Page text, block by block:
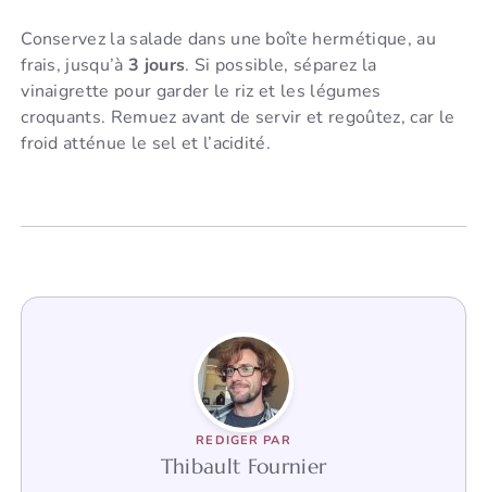
Conservez la salade dans une boîte hermétique, au
frais, jusqu’à 3 jours. Si possible, séparez la
vinaigrette pour garder le riz et les légumes
croquants. Remuez avant de servir et regoûtez, car le
froid atténue le sel et l’acidité.
REDIGER PAR
Thibault Fournier